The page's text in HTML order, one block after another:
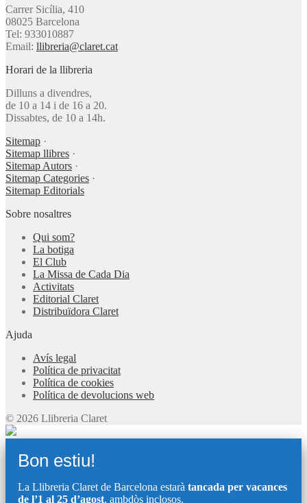
Carrer Sicília, 410
08025 Barcelona
Tel: 933010887
Email: llibreria@claret.cat
Horari de la llibreria
Dilluns a divendres,
de 10 a 14 i de 16 a 20.
Dissabtes, de 10 a 14h.
Sitemap ·
Sitemap llibres ·
Sitemap Autors ·
Sitemap Categories ·
Sitemap Editorials
Sobre nosaltres
Qui som?
La botiga
El Club
La Missa de Cada Dia
Activitats
Editorial Claret
Distribuïdora Claret
Ajuda
Avís legal
Política de privacitat
Política de cookies
Política de devolucions web
© 2026 Llibreria Claret
Bon estiu!
La Llibreria Claret de Barcelona estarà tancada per vacances
de l’1 al 25 d’agost, ambdòs inclosos.